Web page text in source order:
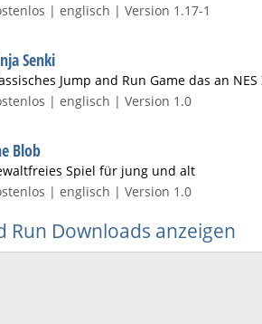
| englisch | Version 1.17-1
Senki
Jump and Run Game das an
| englisch | Version 1.0
Blob
Spiel für jung und alt
| englisch | Version 1.0
Run Downloads anzeigen